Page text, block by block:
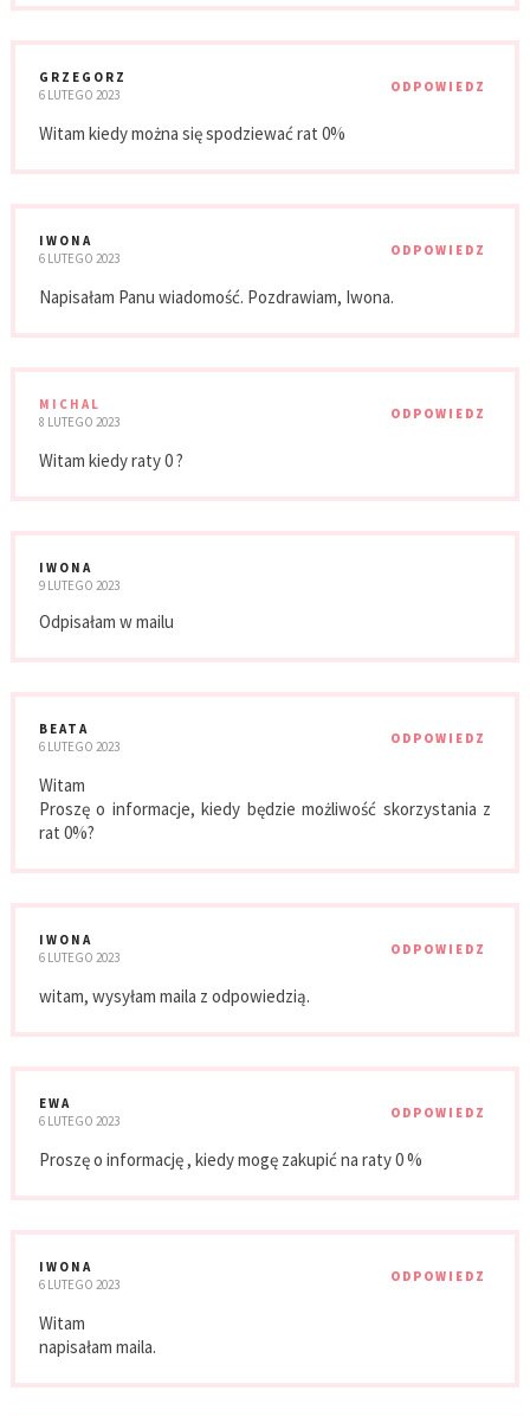
GRZEGORZ
6 LUTEGO 2023
ODPOWIEDZ
Witam kiedy można się spodziewać rat 0%
IWONA
6 LUTEGO 2023
ODPOWIEDZ
Napisałam Panu wiadomość. Pozdrawiam, Iwona.
MICHAL
8 LUTEGO 2023
ODPOWIEDZ
Witam kiedy raty 0 ?
IWONA
9 LUTEGO 2023
Odpisałam w mailu
BEATA
6 LUTEGO 2023
ODPOWIEDZ
Witam
Proszę o informacje, kiedy będzie możliwość skorzystania z
rat 0%?
IWONA
6 LUTEGO 2023
ODPOWIEDZ
witam, wysyłam maila z odpowiedzią.
EWA
6 LUTEGO 2023
ODPOWIEDZ
Proszę o informację , kiedy mogę zakupić na raty 0 %
IWONA
6 LUTEGO 2023
ODPOWIEDZ
Witam
napisałam maila.